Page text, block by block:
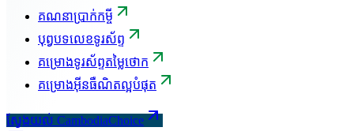
គណនាប្រាក់កម្ចី
បុព្វបទលេខទូរស័ព្ទ
គម្រោងទូរស័ព្ទតម្លៃថោក
គម្រោងអ៊ីនធឺណិតល្អបំផុត
ស្វែងយល់ CambodiaChoice